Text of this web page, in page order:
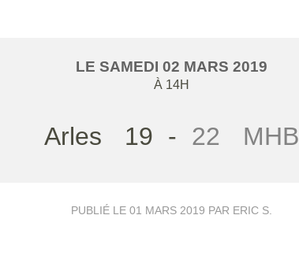
LE SAMEDI 02 MARS 2019
À 14H
Arles 19 - 22 MHB
PUBLIÉ LE 01 MARS 2019 PAR ERIC S.